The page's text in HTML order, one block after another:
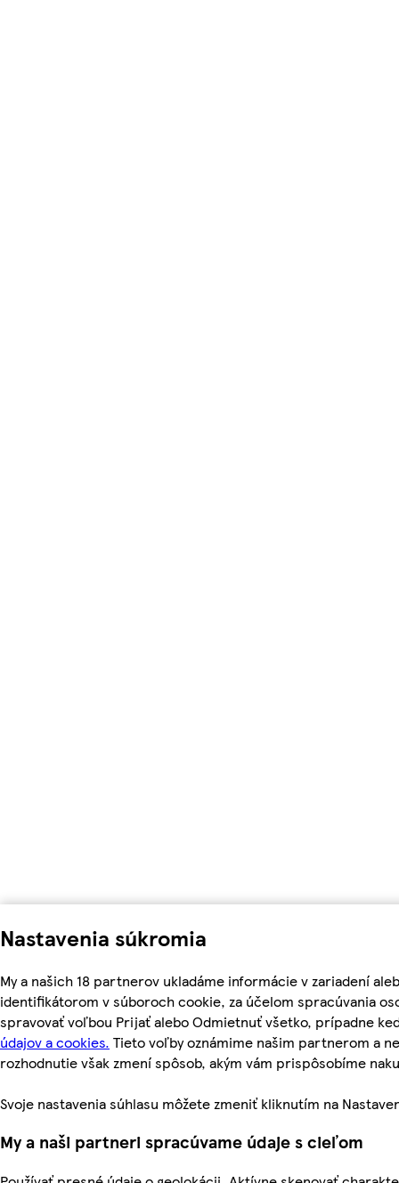
Nastavenia súkromia
My a našich 18 partnerov ukladáme informácie v zariadení
identifikátorom v súboroch cookie, za účelom spracúvania
spravovať voľbou Prijať alebo Odmietnuť všetko, prípadne
údajov a cookies. Tieto voľby oznámime našim partnerom a
rozhodnutie však zmení spôsob, akým vám prispôsobíme
Svoje nastavenia súhlasu môžete zmeniť kliknutím na
My a naši partneri spracúvame údaje s cieľom